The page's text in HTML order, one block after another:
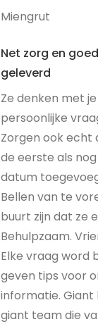
Miengrut
Net zorg en
geleverd
Ze denken met
persoonlijke
Zorgen ook echt
de eerste als
datum
Bellen van te
buurt zijn dat ze
Behulpzaam.
Elke vraag word
geven tips voor
informatie. Giant
giant team die